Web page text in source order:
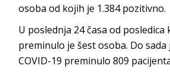
osoba od kojih je 1.384 pozitivno.
U poslednja 24 časa od
preminulo je šest osoba. Do sada
COVID-19 preminulo 809